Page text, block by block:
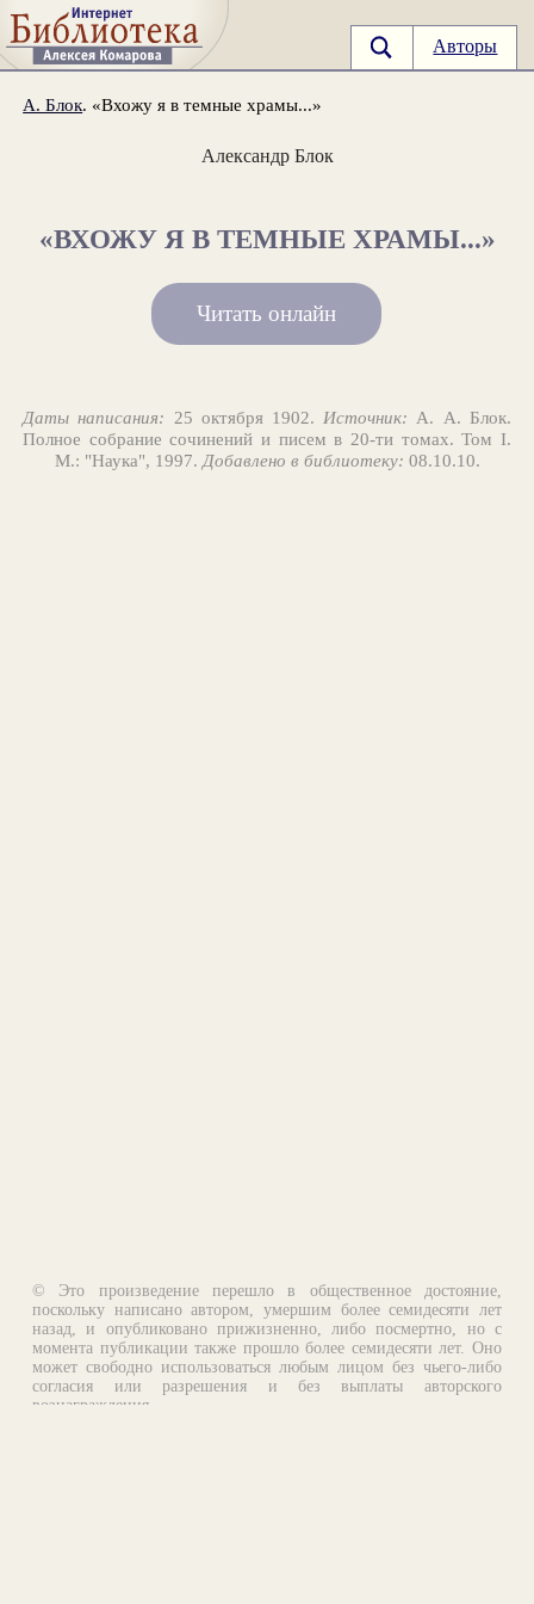
Авторы
А. Блок. «Вхожу я в темные храмы...»
Александр Блок
«ВХОЖУ Я В ТЕМНЫЕ ХРАМЫ...»
Читать онлайн
Даты написания: 25 октября 1902.Источник: А. А. Блок.
Полное собрание сочинений и писем в 20-ти томах. Том I.
М.: "Наука", 1997.Добавлено в библиотеку: 08.10.10.
© Это произведение перешло в общественное достояние,
поскольку написано автором, умершим более семидесяти лет
назад, и опубликовано прижизненно, либо посмертно, но с
момента публикации также прошло более семидесяти лет. Оно
может свободно использоваться любым лицом без чьего-либо
согласия или разрешения и без выплаты авторского
вознаграждения.